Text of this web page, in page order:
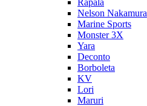
Rapala
Nelson Nakamura
Marine Sports
Monster 3X
Yara
Deconto
Borboleta
KV
Lori
Maruri